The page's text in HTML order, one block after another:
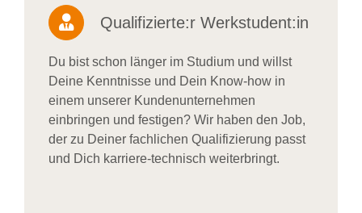
Qualifizierte:r Werkstudent:in
Du bist schon länger im Studium und willst
Deine Kenntnisse und Dein Know-how in
einem unserer Kundenunternehmen
einbringen und festigen? Wir haben den Job,
der zu Deiner fachlichen Qualifizierung passt
und Dich karriere-technisch weiterbringt.